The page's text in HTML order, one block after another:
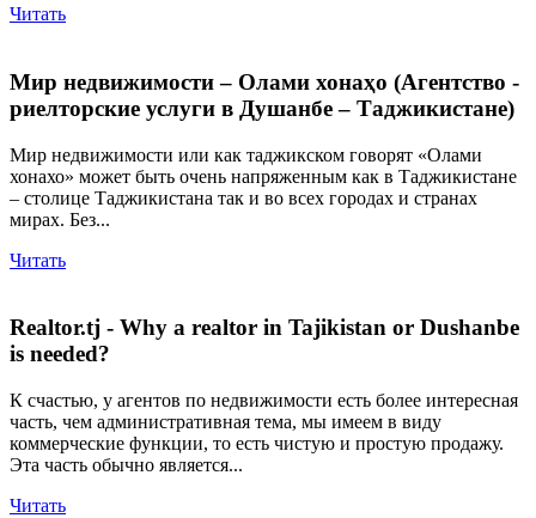
Читать
Мир недвижимости – Олами хонаҳо (Агентство -
риелторские услуги в Душанбе – Таджикистане)
Мир недвижимости или как таджикском говорят «Олами
хонахо» может быть очень напряженным как в Таджикистане
– столице Таджикистана так и во всех городах и странах
мирах. Без...
Читать
Realtor.tj - Why a realtor in Tajikistan or Dushanbe
is needed?
К счастью, у агентов по недвижимости есть более интересная
часть, чем административная тема, мы имеем в виду
коммерческие функции, то есть чистую и простую продажу.
Эта часть обычно является...
Читать